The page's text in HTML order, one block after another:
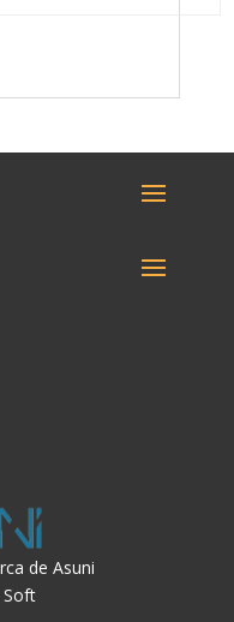
de Asuni